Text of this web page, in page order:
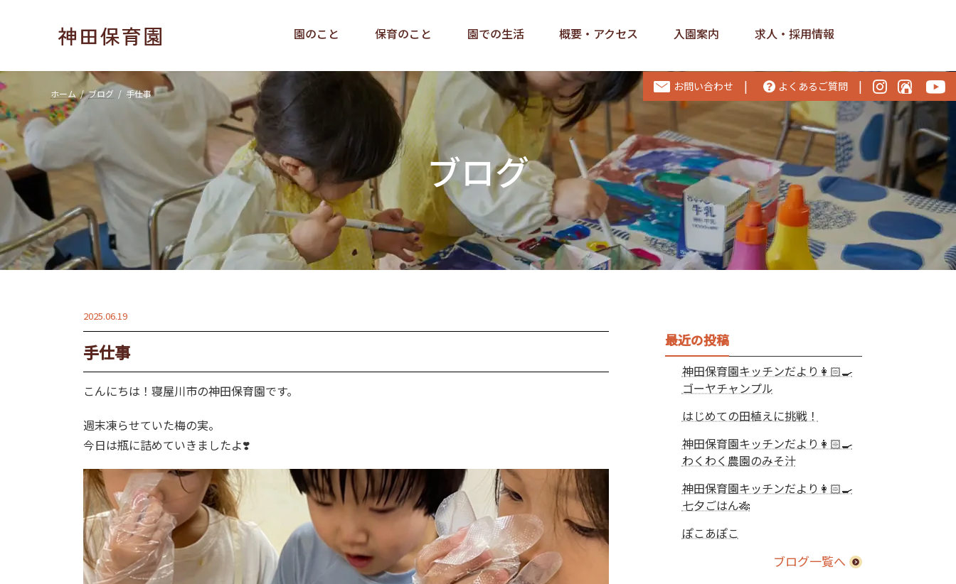
ツ
へ
ス
キ
ッ
プ
シ
ョ
ン
に
移
動
神田保育園 園のこと 保育のこと 園での生活 概要・アクセス 入園案内 求人・採用情報
お問い合わせ | よくあるご質問 |
ブログ
ホーム ブログ 手仕事
2025.06.19
手仕事
こんにちは！寝屋川市の神田保育園です。
週末凍らせていた梅の実。
今日は瓶に詰めていきましたよ❣️
最近の投稿
神田保育園キッチンだより👩🏻‍🍳
ゴーヤチャンプル
はじめての田植えに挑戦！
神田保育園キッチンだより👩🏻‍🍳
わくわく農園のみそ汁
神田保育園キッチンだより👩🏻‍🍳
七夕ごはん🎋
ぽこあぽこ
ブログ一覧へ